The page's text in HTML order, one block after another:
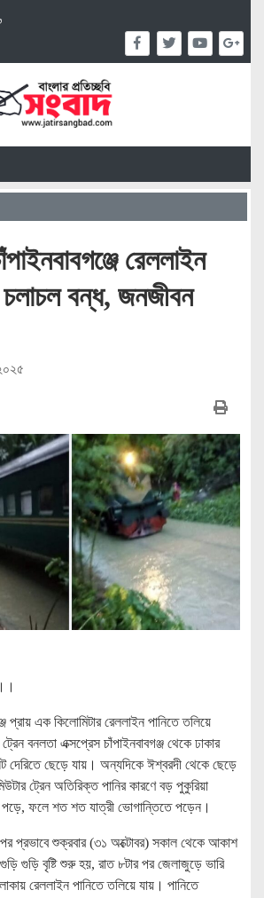
রেললাইন
চলাচল বন্ধ, জনজীবন
প্রায় এক কিলোমিটার রেললাইন পানিতে তলিয়ে
বনলতা এক্সপ্রেস চাঁপাইনবাবগঞ্জ থেকে ঢাকার
দেরিতে ছেড়ে যায়। অন্যদিকে ঈশ্বরদী থেকে ছেড়ে
ট্রেন অতিরিক্ত পানির কারণে বড় পুকুরিয়া
পড়ে, ফলে শত শত যাত্রী ভোগান্তিতে পড়েন।
প্রভাবে শুক্রবার (৩১ অক্টোবর) সকাল থেকে আকাশ
গুড়ি বৃষ্টি শুরু হয়, রাত ৮টার পর জেলাজুড়ে ভারি
রেললাইন পানিতে তলিয়ে যায়। পানিতে